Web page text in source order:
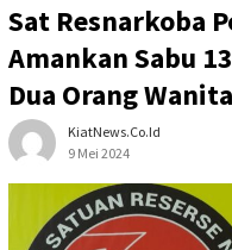
Sat Resnarkoba
Amankan Sabu
Dua Orang Wanita
KiatNews.co.id
9 Mei 2024